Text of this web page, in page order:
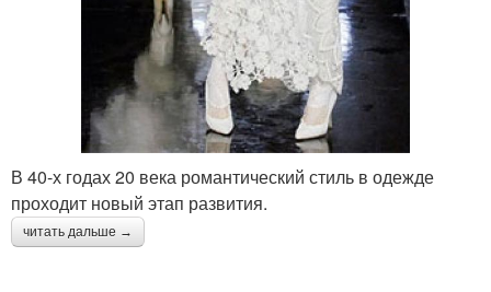
В 40-х годах 20 века романтический стиль в одежде
проходит новый этап развития.
читать дальше →